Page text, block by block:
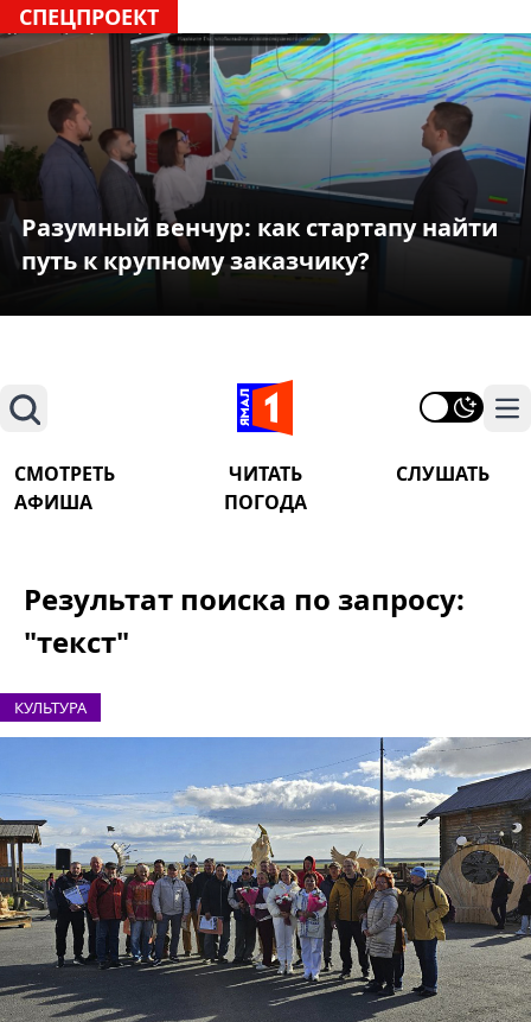
СПЕЦПРОЕКТ
Разумный венчур: как стартапу найти
путь к крупному заказчику?
Поиск
СМОТРЕТЬ ЧИТАТЬ
СЛУШАТЬ
АФИША
ПОГОДА
Результат поиска по запросу:
"текст"
КУЛЬТУРА